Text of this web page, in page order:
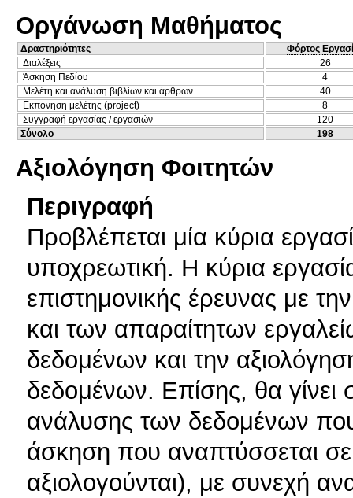
Οργάνωση Μαθήματος
Δραστηριότητες
Φόρτος
Διαλέξεις
26
Άσκηση Πεδίου
4
Μελέτη και ανάλυση βιβλίων και άρθρων
40
Εκπόνηση μελέτης (project)
8
Συγγραφή εργασίας / εργασιών
120
Σύνολο
198
Αξιολόγηση Φοιτητών
Περιγραφή
Προβλέπεται μία κύρια
υποχρεωτική. Η κύρια
επιστημονικής έρευνας με
και των απαραίτητων
δεδομένων και την
δεδομένων. Επίσης, θα
ανάλυσης των δεδομένων
άσκηση που αναπτύσσεται σε
αξιολογούνται), με συνεχή